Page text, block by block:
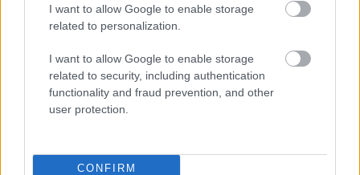
I want to allow Google to enable storage
related to personalization.
I want to allow Google to enable storage
related to security, including authentication
functionality and fraud prevention, and other
user protection.
CONFIRM
klubfutball-sztárjait, a legizgalmasabb fiatal
tehetségeket és a gyűjtők által keresett különleges
Elolvasom
között legyen a Google-találatokban